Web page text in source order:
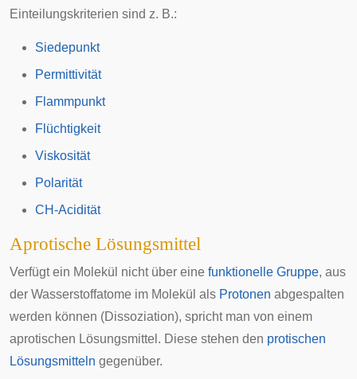
Einteilungskriterien sind z. B.:
Siedepunkt
Permittivität
Flammpunkt
Flüchtigkeit
Viskosität
Polarität
CH-Acidität
Aprotische Lösungsmittel
Verfügt ein Molekül nicht über eine funktionelle Gruppe, aus
der Wasserstoffatome im Molekül als Protonen abgespalten
werden können (Dissoziation), spricht man von einem
aprotischen Lösungsmittel. Diese stehen den protischen
Lösungsmitteln gegenüber.